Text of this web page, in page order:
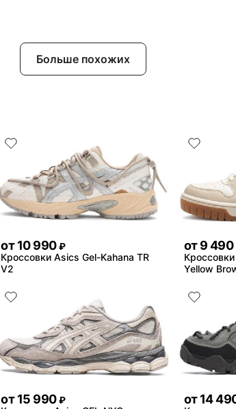
Больше похожих
от 10 990 ₽
Кроссовки Asics Gel-Kahana TR
V2
от 9 490
Yellow
от 15 990 ₽ от 14